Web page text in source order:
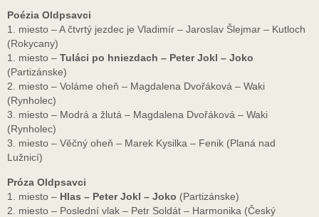
Poézia Oldpsavci
1. miesto – A čtvrtý jezdec je Vladimír – Jaroslav Šlejmar – Kutloch
(Rokycany)
1. miesto – Tuláci po hniezdach – Peter Jokl – Joko
(Partizánske)
2. miesto – Voláme oheň – Magdalena Dvořáková – Waki
(Rynholec)
3. miesto – Modrá a žlutá – Magdalena Dvořáková – Waki
(Rynholec)
3. miesto – Věčný oheň – Marek Kysilka – Fenik (Planá nad
Lužnicí)
Próza Oldpsavci
1. miesto – Hlas – Peter Jokl – Joko (Partizánske)
2. miesto – Poslední vlak – Petr Soldát – Harmonika (Český